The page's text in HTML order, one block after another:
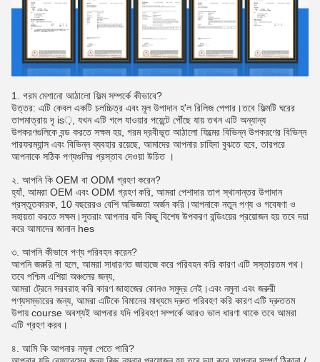
1. গরম মেশানো আঠালো ফিল্ম সম্পর্কে কীভাবে?
উত্তর: এটি কেবল একটি চলচ্চিত্র এবং মূল উপাদান হ'ল রিলিজ পেপার।তবে ফিল্মটি ঘরের
তাপমাত্রায় দৃ is়, যখন এটি গলে যাওয়ার পয়েন্টে পৌঁছে যায় তখন এটি অন্যান্য
উপকরণগুলিকে বন্ড করতে সক্ষম হয়, গরম দ্রবীভূত আঠালো ফিল্মের বিভিন্ন উপকরণের বিভিন্ন
পারফরম্যান্স এবং বিভিন্ন ব্যবহার রয়েছে, আমাদের আপনার চাহিদা বুঝতে হবে, তারপরে
আপনাকে সঠিক পণ্যগুলির প্রস্তাব দেওয়া উচিত ।
২. আপনি কি OEM বা ODM গ্রহণ করেন?
হ্যাঁ, আমরা OEM এবং ODM গ্রহণ করি, আমরা পেশাদার তাপ স্থানান্তর উপাদান
প্রস্তুতকারক, 10 বছরেরও বেশি অভিজ্ঞতা অর্জন করি।আপনাকে নতুন পণ্য ও গবেষণা ও
সহায়তা করতে সক্ষম।সুতরাং আপনার যদি কিছু বিশেষ উপকরণ বন্ডিংয়ের প্রয়োজন হয় তবে দয়া
করে আমাদের জানান hes
৩. আপনি কীভাবে পণ্য পরিবহন করেন?
আপনি জরুরি না হলে, আমরা সাধারণত জাহাজে করে পরিবহন করি কারণ এটি সস্তারতম পথ।
তবে পশ্চিম এশিয়া অঞ্চলের জন্য,
আমরা ট্রেনে সরবরাহ করি কারণ জাহাজের কোনও সমুদ্র নেই।এবং নমুনা এবং জরুরী
পণ্যসম্ভারের জন্য, আমরা এটিকে বিমানের মাধ্যমে দ্রুত পরিবহণ করি কারণ এটি দ্রুততম
উপায় course অবশ্যই আপনার যদি পরিবহণ সম্পর্কে আরও ভাল ধারণা থাকে তবে আমরা
এটি গ্রহণ করব।
৪. আমি কি আপনার নমুনা পেতে পারি?